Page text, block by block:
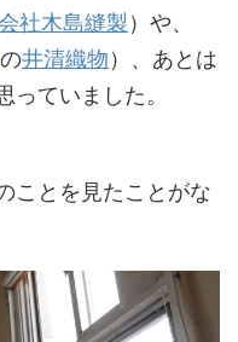
社木島縫製）や、
井清織物）、あとは
ていました。
ことを見たことがな